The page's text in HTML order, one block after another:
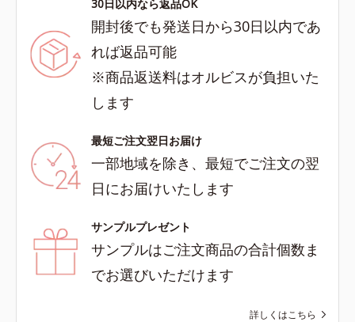
30日以内なら返品OK
開封後でも発送日から30日以内であ
れば返品可能
※商品返送料はオルビスが負担いた
します
最短ご注文翌日お届け
一部地域を除き、最短でご注文の翌
日にお届けいたします
サンプルプレゼント
サンプルはご注文商品の合計個数ま
でお選びいただけます
詳しくはこちら